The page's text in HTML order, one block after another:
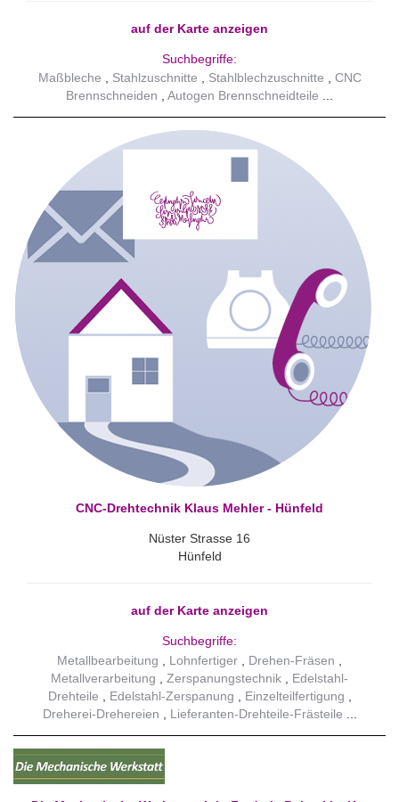
auf der Karte anzeigen
Suchbegriffe:
Maßbleche
Stahlzuschnitte Stahlblechzuschnitte
CNC
Brennschneiden
Autogen Brennschneidteile
CNC-Drehtechnik Klaus Mehler - Hünfeld
Nüster Strasse 16
Hünfeld
auf der Karte anzeigen
Suchbegriffe:
Metallbearbeitung
Lohnfertiger
Drehen-Fräsen
Metallverarbeitung
Zerspanungstechnik
Edelstahl-
Drehteile
Edelstahl-Zerspanung
Einzelteilfertigung
Dreherei-Drehereien
Lieferanten-Drehteile-Frästeile